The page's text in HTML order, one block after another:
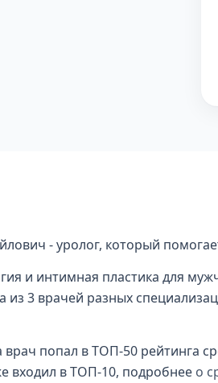
- уролог, который
и интимная пластика для
из 3 врачей разных
врач попал в ТОП-50 рейтинга
входил в ТОП-10, подробнее о